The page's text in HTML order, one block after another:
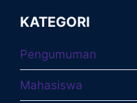
KATEGORI
Pengumuman
Mahasiswa